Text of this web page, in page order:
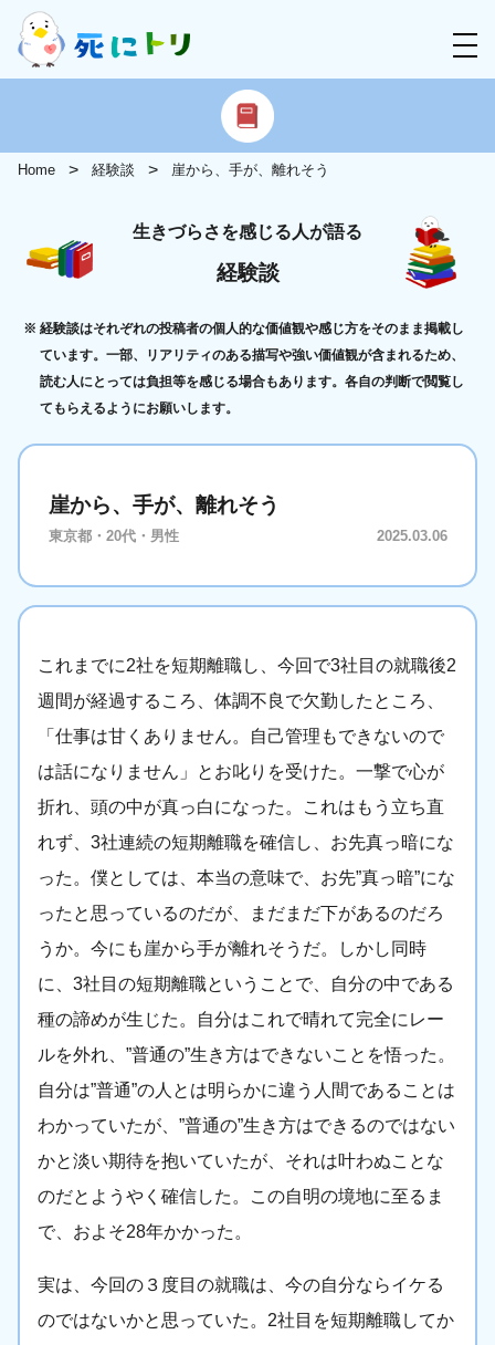
Home 経験談 崖から、手が、離れそう
生きづらさを感じる人が語る
経験談
経験談はそれぞれの投稿者の個人的な価値観や感じ方をそのまま掲載し
ています。一部、リアリティのある描写や強い価値観が含まれるため、
読む人にとっては負担等を感じる場合もあります。各自の判断で閲覧し
てもらえるようにお願いします。
崖から、手が、離れそう
東京都・20代・男性 2025.03.06
これまでに2社を短期離職し、今回で3社目の就職後2
週間が経過するころ、体調不良で欠勤したところ、
「仕事は甘くありません。自己管理もできないので
は話になりません」とお叱りを受けた。一撃で心が
折れ、頭の中が真っ白になった。これはもう立ち直
れず、3社連続の短期離職を確信し、お先真っ暗にな
った。僕としては、本当の意味で、お先”真っ暗”にな
ったと思っているのだが、まだまだ下があるのだろ
うか。今にも崖から手が離れそうだ。しかし同時
に、3社目の短期離職ということで、自分の中である
種の諦めが生じた。自分はこれで晴れて完全にレー
ルを外れ、”普通の”生き方はできないことを悟った。
自分は”普通”の人とは明らかに違う人間であることは
わかっていたが、”普通の”生き方はできるのではない
かと淡い期待を抱いていたが、それは叶わぬことな
のだとようやく確信した。この自明の境地に至るま
で、およそ28年かかった。
実は、今回の３度目の就職は、今の自分ならイケる
のではないかと思っていた。2社目を短期離職してか